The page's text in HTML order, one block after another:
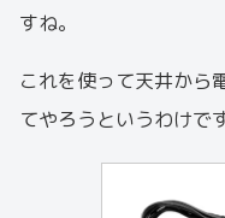
すね。
これを使って天井から
てやろうというわけです